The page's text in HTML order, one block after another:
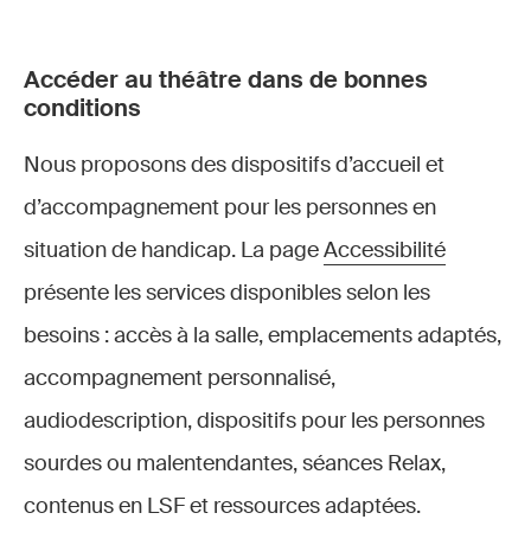
Accéder au théâtre dans de bonnes
conditions
Nous proposons des dispositifs d’accueil et
d’accompagnement pour les personnes en
situation de handicap. La pageAccessibilité
présente les services disponibles selon les
besoins : accès à la salle, emplacements adaptés,
accompagnement personnalisé,
audiodescription, dispositifs pour les personnes
sourdes ou malentendantes, séances Relax,
contenus en LSF et ressources adaptées.